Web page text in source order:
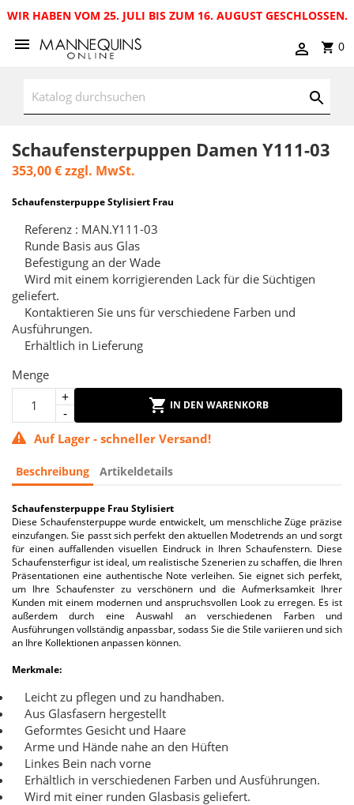
WIR HABEN VOM 25. JULI BIS ZUM 16. AUGUST GESCHLOSSEN.
0
Schaufensterpuppen Damen Y111-03
353,00 €zzgl. MwSt.
Schaufensterpuppe Stylisiert Frau
Referenz : MAN.Y111-03
Runde Basis aus Glas
Befestigung an der Wade
Wird mit einem korrigierenden Lack für die Süchtigen
geliefert.
Kontaktieren Sie uns für verschiedene Farben und
Ausführungen.
Erhältlich in Lieferung
Menge
IN DEN WARENKORB
Auf Lager - schneller Versand!
Beschreibung Artikeldetails
Schaufensterpuppe Frau Stylisiert
Diese Schaufensterpuppe wurde entwickelt, um menschliche Züge präzise
einzufangen. Sie passt sich perfekt den aktuellen Modetrends an und sorgt
für einen auffallenden visuellen Eindruck in Ihren Schaufenstern. Diese
Schaufensterfigur ist ideal, um realistische Szenerien zu schaffen, die Ihren
Präsentationen eine authentische Note verleihen. Sie eignet sich perfekt,
um Ihre Schaufenster zu verschönern und die Aufmerksamkeit Ihrer
Kunden mit einem modernen und anspruchsvollen Look zu erregen. Es ist
außerdem durch eine Auswahl an verschiedenen Farben und
Ausführungen vollständig anpassbar, sodass Sie die Stile variieren und sich
an Ihre Kollektionen anpassen können.
Merkmale:
Leicht zu pflegen und zu handhaben.
Aus Glasfasern hergestellt
Geformtes Gesicht und Haare
Arme und Hände nahe an den Hüften
Linkes Bein nach vorne
Erhältlich in verschiedenen Farben und Ausführungen.
Wird mit einer runden Glasbasis geliefert.